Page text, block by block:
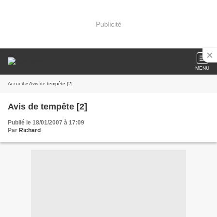
Publicité
MENU
Accueil » Avis de tempête [2]
Avis de tempête [2]
Publié le 18/01/2007 à 17:09
Par Richard